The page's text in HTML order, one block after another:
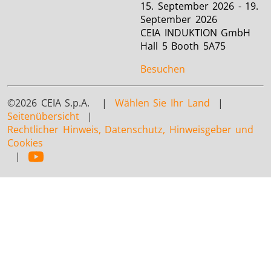
15. September 2026 - 19.
September 2026
CEIA INDUKTION GmbH
Hall 5 Booth 5A75
Besuchen
©2026 CEIA S.p.A. | Wählen Sie Ihr Land |
Seitenübersicht |
Rechtlicher Hinweis, Datenschutz, Hinweisgeber und
Cookies
|